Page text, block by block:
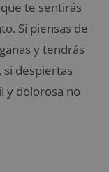
que te sentirás
Si piensas de
y tendrás
si despiertas
y dolorosa no